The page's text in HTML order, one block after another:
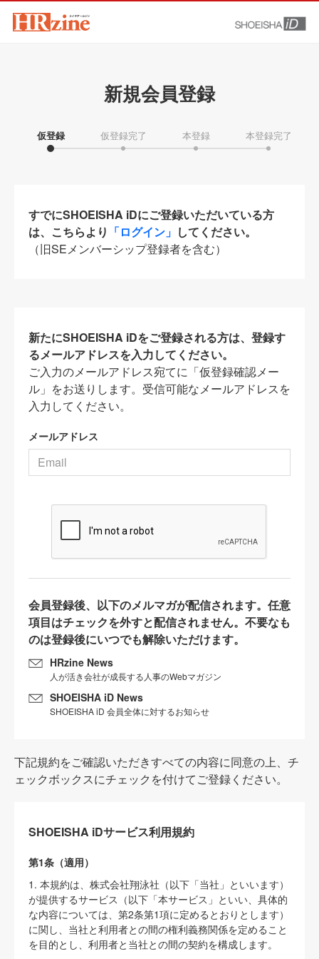
新規会員登録
仮登録 仮登録完了 本登録 本登録完了
すでにSHOEISHA iDにご登録いただいている方
は、こちらより 「ログイン」 してください。
（旧SEメンバーシップ登録者を含む）
新たにSHOEISHA iDをご登録される方は、登録す
るメールアドレスを入力してください。
ご入力のメールアドレス宛てに「仮登録確認メー
ル」をお送りします。受信可能なメールアドレスを
入力してください。
メールアドレス
会員登録後、以下のメルマガが配信されます。任意
項目はチェックを外すと配信されません。不要なも
のは登録後にいつでも解除いただけます。
HRzine News
人が活き会社が成長する人事のWebマガジン
SHOEISHA iD News
SHOEISHA iD 会員全体に対するお知らせ
下記規約をご確認いただきすべての内容に同意の上、チ
ェックボックスにチェックを付けてご登録ください。
SHOEISHA iDサービス利用規約
第1条（適用）
1. 本規約は、株式会社翔泳社（以下「当社」といいます）
が提供するサービス（以下「本サービス」といい、具体的
な内容については、第2条第1項に定めるとおりとします）
に関し、当社と利用者との間の権利義務関係を定めること
を目的とし、利用者と当社との間の契約を構成します。